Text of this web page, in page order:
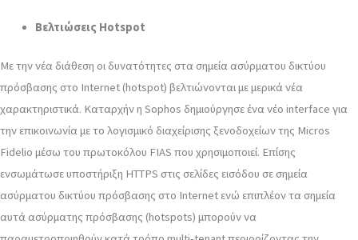
Βελτιώσεις Hotspot
Με την νέα διάθεση οι δυνατότητες στα σημεία ασύρματου δικτύου
πρόσβασης στο Internet (hotspot) βελτιώνονται με μερικά νέα
χαρακτηριστικά. Καταρχήν η Sophos δημιούργησε ένα νέο interface για
την επικοινωνία με το λογισμικό διαχείρισης ξενοδοχείων της Micros
Fidelio μέσω του πρωτοκόλου FIAS που χρησιμοποιεί. Επίσης
ενσωμάτωσε υποστήριξη HTTPS στις σελίδες εισόδου σε σημεία
ασύρματου δικτύου πρόσβασης στο Internet ενώ επιπλέον τα σημεία
αυτά ασύρματης πρόσβασης (hotspots) μπορούν να